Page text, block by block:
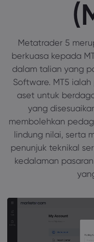
Metatrader 5
berkuasa kepada
dalam talian yang
Software. MT5
aset untuk
yang
membolehkan
lindung nilai, serta
penunjuk teknikal
kedalaman